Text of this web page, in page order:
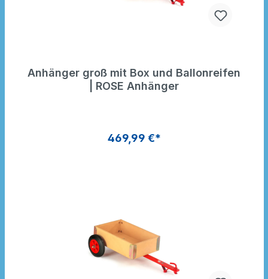
Anhänger groß mit Box und Ballonreifen
| ROSE Anhänger
469,99 €*